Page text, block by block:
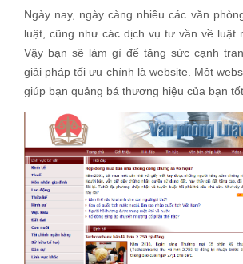
Ngày nay, ngày càng nhiều các văn
luật, cũng như các dịch vụ tư vần về luật
Vậy bạn sẽ làm gì để tăng sức cạnh
giải pháp tối ưu chính là website. Một
giúp bạn quảng bá thương hiệu của bạn